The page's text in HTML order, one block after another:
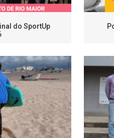
do SportUp